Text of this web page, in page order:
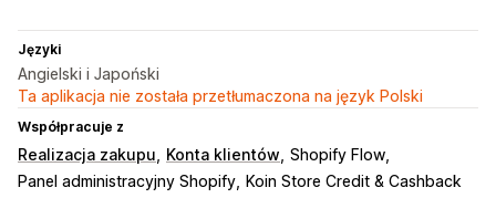
Języki
Angielski i Japoński
Ta aplikacja nie została przetłumaczona na język Polski
Współpracuje z
Realizacja zakupu Konta klientów Shopify Flow
Panel administracyjny Shopify
Koin Store Credit & Cashback